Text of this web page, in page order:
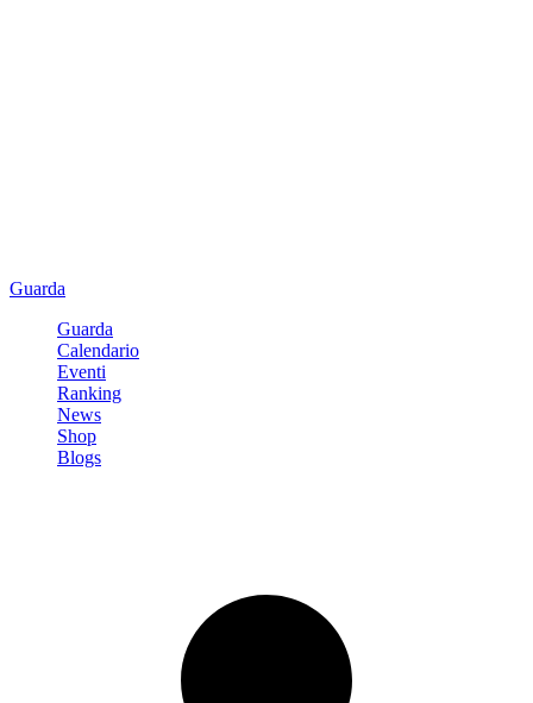
Guarda
Guarda
Calendario
Eventi
Ranking
News
Shop
Blogs